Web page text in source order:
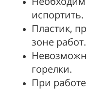
испортить.
Пластик,
зоне работ.
горелки.
При